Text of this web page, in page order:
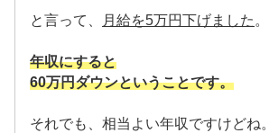
と言って、 月給を5万円下げました 。
年収にすると
60万円ダウンということです。
それでも、相当よい年収ですけどね。